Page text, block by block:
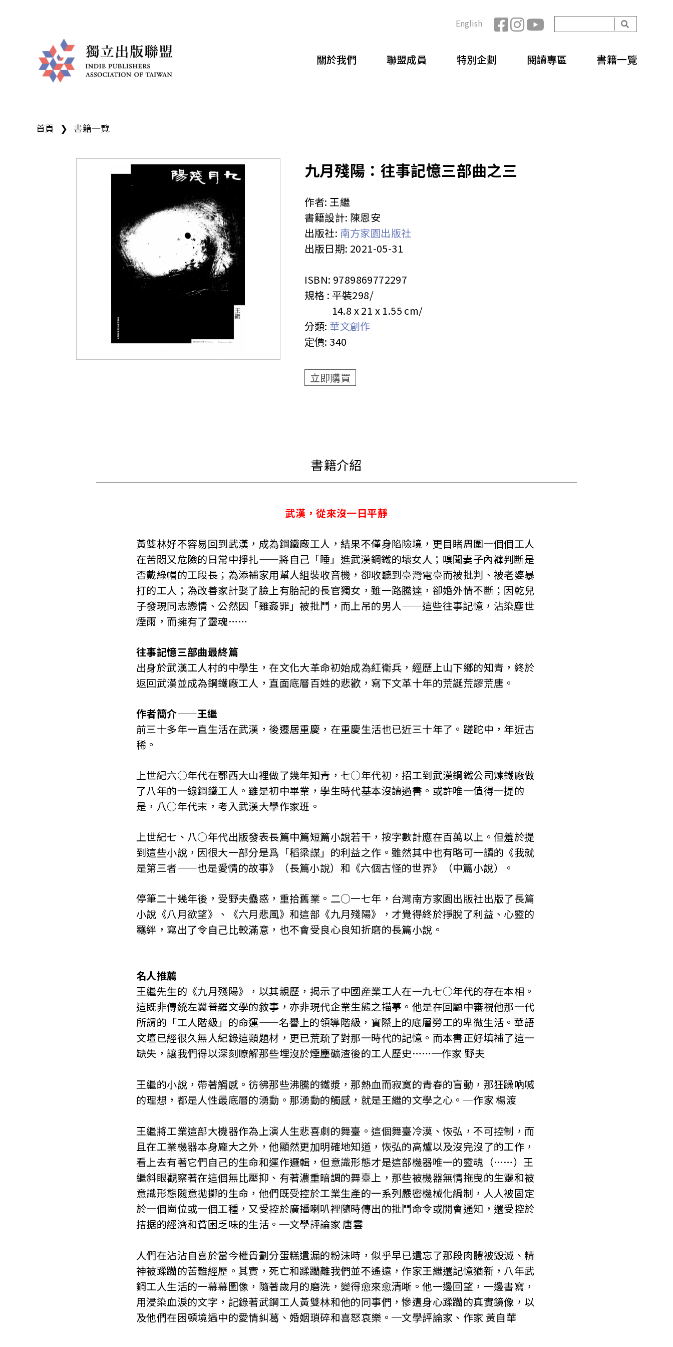
尋
始
尋
English
立
關於我們 聯盟成員 特別企劃 閱讀專區 書籍一覽
在
首頁 ❯ 書籍一覽
九月殘陽：往事記憶三部曲之三
作者:王繼
書籍設計: 陳恩安
出版社: 南方家園出版社
出版日期: 2021-05-31
ISBN: 9789869772297
規格 : 平裝298
14.8 x 21 x 1.55 cm
分類: 華文創作
定價: 340
立即購買
武漢，從來沒一日平靜
黃雙林好不容易回到武漢，成為鋼鐵廠工人，結果不僅身陷險境，更目睹周圍一個個工人
在苦悶又危險的日常中掙扎——將自己「睡」進武漢鋼鐵的壞女人；嗅聞妻子內褲判斷是
否戴綠帽的工段長；為添補家用幫人組裝收音機，卻收聽到臺灣電臺而被批判、被老婆暴
打的工人；為改善家計娶了臉上有胎記的長官獨女，雖一路騰達，卻婚外情不斷；因乾兒
子發現同志戀情、公然因「雞姦罪」被批鬥，而上吊的男人——這些往事記憶，沾染塵世
煙雨，而擁有了靈魂……
往事記憶三部曲最終篇
出身於武漢工人村的中學生，在文化大革命初始成為紅衛兵，經歷上山下鄉的知青，終於
返回武漢並成為鋼鐵廠工人，直面底層百姓的悲歡，寫下文革十年的荒誕荒謬荒唐。
作者簡介——王繼
前三十多年一直生活在武漢，後遷居重慶，在重慶生活也已近三十年了。蹉跎中，年近古
稀。
上世紀六○年代在鄂西大山裡做了幾年知青，七○年代初，招工到武漢鋼鐵公司煉鐵廠做
了八年的一線鋼鐵工人。雖是初中畢業，學生時代基本沒讀過書。或許唯一值得一提的
是，八○年代末，考入武漢大學作家班。
上世紀七、八○年代出版發表長篇中篇短篇小說若干，按字數計應在百萬以上。但羞於提
到這些小說，因很大一部分是爲「稻梁謀」的利益之作。雖然其中也有略可一讀的《我就
是第三者——也是愛情的故事》（長篇小說）和《六個古怪的世界》（中篇小說）。
停筆二十幾年後，受野夫蠱惑，重拾舊業。二○一七年，台灣南方家園出版社出版了長篇
小說《八月欲望》、《六月悲風》和這部《九月殘陽》，才覺得終於掙脫了利益、心靈的
羈絆，寫出了令自己比較滿意，也不會受良心良知折磨的長篇小說。
名人推薦
王繼先生的《九月殘陽》，以其親歷，揭示了中國産業工人在一九七○年代的存在本相。
這既非傳統左翼普羅文學的敘事，亦非現代企業生態之描摹。他是在回顧中審視他那一代
所謂的「工人階級」的命運——名譽上的領導階級，實際上的底層勞工的卑微生活。華語
文壇已經很久無人紀錄這類題材，更已荒疏了對那一時代的記憶。而本書正好填補了這一
缺失，讓我們得以深刻瞭解那些埋沒於煙塵礦渣後的工人歷史……─作家 野夫
王繼的小說，帶著觸感。彷彿那些沸騰的鐵漿，那熱血而寂寞的青春的盲動，那狂躁吶喊
的理想，都是人性最底層的湧動。那湧動的觸感，就是王繼的文學之心。─作家 楊渡
王繼將工業這部大機器作為上演人生悲喜劇的舞臺。這個舞臺冷漠、恢弘，不可控制，而
且在工業機器本身龐大之外，他顯然更加明確地知道，恢弘的高爐以及沒完沒了的工作，
看上去有著它們自己的生命和運作邏輯，但意識形態才是這部機器唯一的靈魂（……）王
繼斜眼觀察著在這個無比壓抑、有著濃重暗調的舞臺上，那些被機器無情拖曳的生靈和被
意識形態隨意拋擲的生命，他們既受控於工業生產的一系列嚴密機械化編制，人人被固定
於一個崗位或一個工種，又受控於廣播喇叭裡隨時傳出的批鬥命令或開會通知，還受控於
拮据的經濟和貧困乏味的生活。─文學評論家 唐雲
人們在沾沾自喜於當今權貴劃分蛋糕遺漏的粉沫時，似乎早已遺忘了那段肉體被毀滅、精
神被蹂躪的苦難經歷。其實，死亡和蹂躪離我們並不遙遠，作家王繼還記憶猶新，八年武
鋼工人生活的一幕幕圖像，隨著歲月的磨洗，變得愈來愈清晰。他一邊回望，一邊書寫，
用浸染血淚的文字，記錄著武鋼工人黃雙林和他的同事們，慘遭身心蹂躪的真實鏡像，以
及他們在困頓境遇中的愛情糾葛、婚姻瑣碎和喜怒哀樂。─文學評論家、作家 黃自華